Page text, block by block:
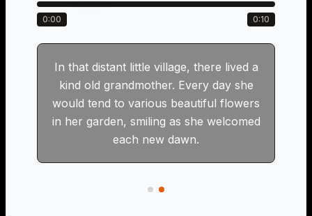
0:00 0:10
In that distant little village, there lived a
kind old grandmother. Every day she
would tend to various beautiful flowers
in her garden, smiling as she welcomed
each new dawn.